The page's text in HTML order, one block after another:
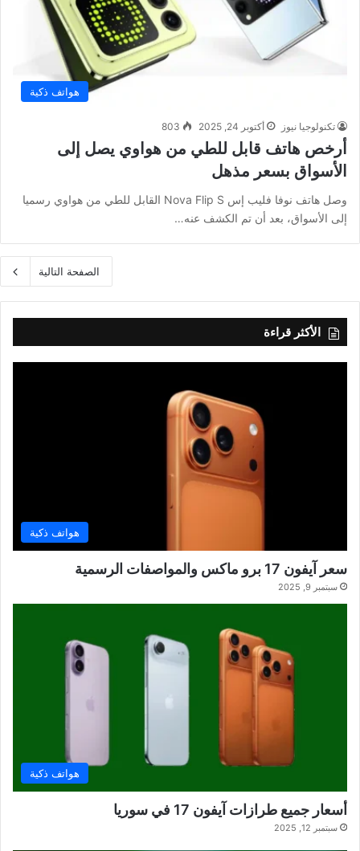
هواتف ذكية
تكنولوجيا نيوز أكتوبر 24, 2025 803
أرخص هاتف قابل للطي من هواوي يصل إلى
الأسواق بسعر مذهل
وصل هاتف نوفا فليب إس Nova Flip S القابل للطي من هواوي رسميا
إلى الأسواق، بعد أن تم الكشف عنه…
الصفحة التالية
الأكثر قراءة
هواتف ذكية
سعر آيفون 17 برو ماكس والمواصفات الرسمية
سبتمبر 9, 2025
هواتف ذكية
أسعار جميع طرازات آيفون 17 في سوريا
سبتمبر 12, 2025